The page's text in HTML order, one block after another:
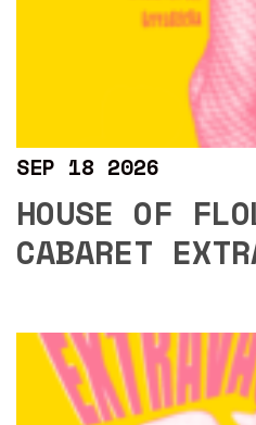
SEP 18 2026
HOUSE OF
CABARET